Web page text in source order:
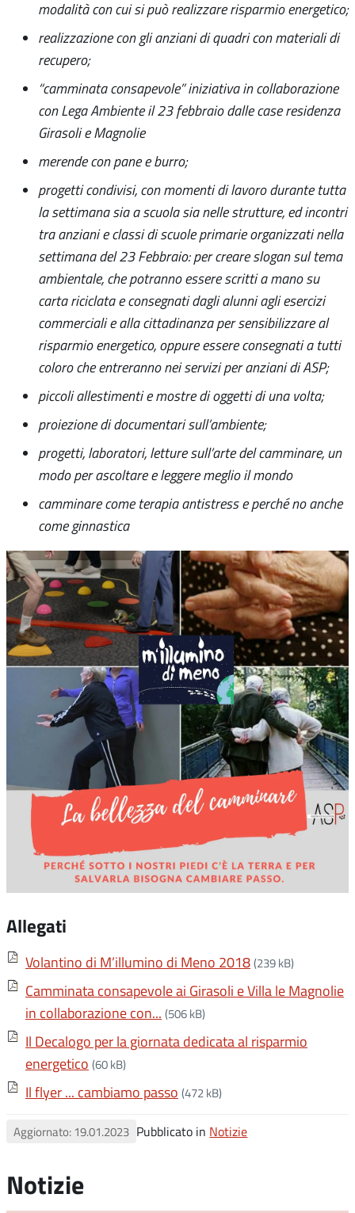
modalità con cui si può realizzare risparmio energetico;
realizzazione con gli anziani di quadri con materiali di
recupero;
“camminata consapevole” iniziativa in collaborazione
con Lega Ambiente il 23 febbraio dalle case residenza
Girasoli e Magnolie
merende con pane e burro;
progetti condivisi, con momenti di lavoro durante tutta
la settimana sia a scuola sia nelle strutture, ed incontri
tra anziani e classi di scuole primarie organizzati nella
settimana del 23 Febbraio: per creare slogan sul tema
ambientale, che potranno essere scritti a mano su
carta riciclata e consegnati dagli alunni agli esercizi
commerciali e alla cittadinanza per sensibilizzare al
risparmio energetico, oppure essere consegnati a tutti
coloro che entreranno nei servizi per anziani di ASP;
piccoli allestimenti e mostre di oggetti di una volta;
proiezione di documentari sull’ambiente;
progetti, laboratori, letture sull’arte del camminare, un
modo per ascoltare e leggere meglio il mondo
camminare come terapia antistress e perché no anche
come ginnastica
Allegati
Volantino di M’illumino di Meno 2018(239 kB)
Camminata consapevole ai Girasoli e Villa le Magnolie
in collaborazione con... (506 kB)
Il Decalogo per la giornata dedicata al risparmio
energetico (60 kB)
Il flyer ... cambiamo passo (472 kB)
Aggiornato: 19.01.2023 Pubblicato in Notizie
Notizie